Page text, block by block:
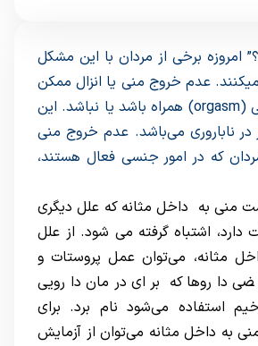
امروزه برخی از مردان با این مشکل
عدم خروج منی یا انزال ممکن
است با لذت جنسی (orgasm) همراه باشد یا نباشد. این
در ناباروری می‌‌باشد. عدم خروج منی
درصد مردان که در امور جنسی فعال هستند،
منی به داخل مثانه که علل دیگری
دارد، اشتباه گرفته می شود. از علل
مثانه، می‌توان عمل پروستات و
داروها که برای درمان دارویی
استفاده می‌شود نام برد. برای
به داخل مثانه می‌توان از آزمایش